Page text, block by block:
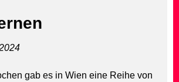
gab es in Wien eine Reihe von